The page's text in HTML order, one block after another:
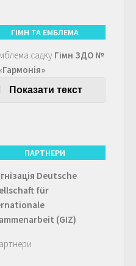
ГІМН ТА ЕМБЛЕМА
Гімн ЗДО №
Показати текст
ПАРТНЕРИ
Deutsche
für
(GIZ)